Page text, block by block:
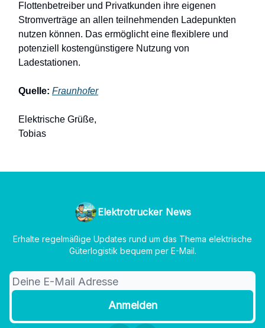
Flottenbetreiber und Privatkunden ihre eigenen
Stromverträge an allen teilnehmenden Ladepunkten
nutzen können. Das ermöglicht eine flexiblere und
potenziell kostengünstigere Nutzung von
Ladestationen.
Quelle: Fraunhofer
Elektrische Grüße,
Tobias
Elektrotrucker News
Erhalte regelmäßige Updates rund um das Thema elektrische
Güterlogistik bequem per E-Mail.